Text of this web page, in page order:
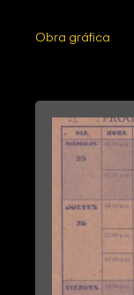
Obra gráfica